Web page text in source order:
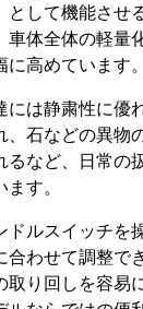
として機能させ
車体全体の軽量
高めています。
は静粛性に優
、石などの異物
るなど、日常の
す。
ルスイッチを
合わせて調整で
取り回しを容易